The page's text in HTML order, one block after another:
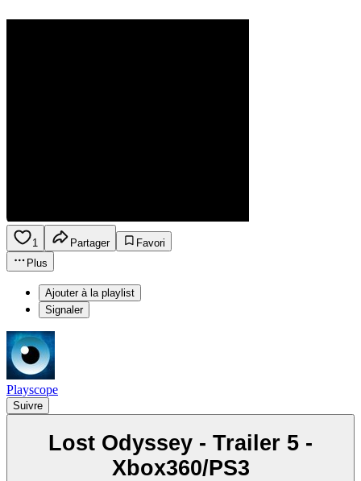
1 Partager
Favori
Plus
Ajouter à la playlist
Signaler
Playscope
Suivre
Lost Odyssey - Trailer 5 -
Xbox360/PS3